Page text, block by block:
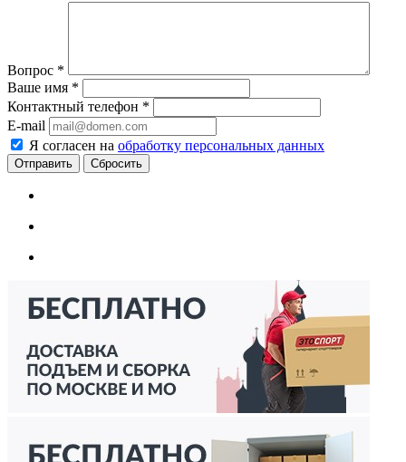
Вопрос *
Ваше имя *
Контактный телефон *
E-mail
Я согласен на обработку персональных данных
Сбросить